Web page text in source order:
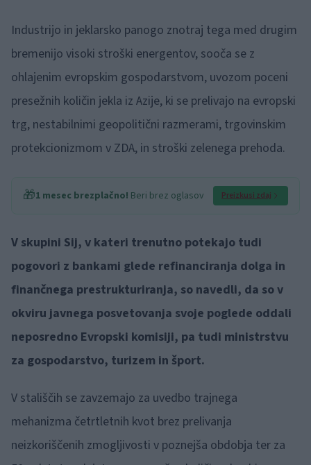
Industrijo in jeklarsko panogo znotraj tega med drugim
bremenijo visoki stroški energentov, sooča se z
ohlajenim evropskim gospodarstvom, uvozom poceni
presežnih količin jekla iz Azije, ki se prelivajo na evropski
trg, nestabilnimi geopolitični razmerami, trgovinskim
protekcionizmom v ZDA, in stroški zelenega prehoda.
🎁1 mesec brezplačno! Beri brez oglasov Preizkusi zdaj
V skupini Sij, v kateri trenutno potekajo tudi
pogovori z bankami glede refinanciranja dolga in
finančnega prestrukturiranja, so navedli, da so v
okviru javnega posvetovanja svoje poglede oddali
neposredno Evropski komisiji, pa tudi ministrstvu
za gospodarstvo, turizem in šport.
V stališčih se zavzemajo za uvedbo trajnega
mehanizma četrtletnih kvot brez prelivanja
neizkoriščenih zmogljivosti v poznejša obdobja ter za